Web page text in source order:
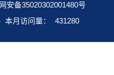
安备35020302001480号
本月访问量： 431280